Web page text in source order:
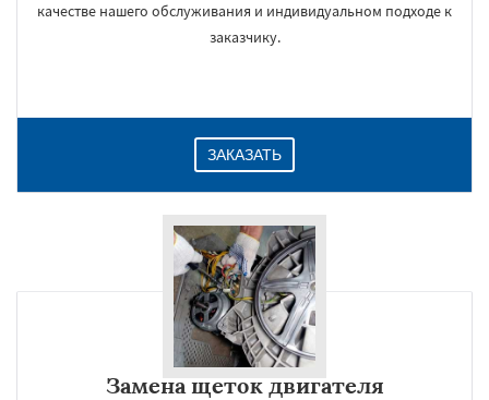
качестве нашего обслуживания и индивидуальном подходе к
заказчику.
ЗАКАЗАТЬ
Замена щеток двигателя